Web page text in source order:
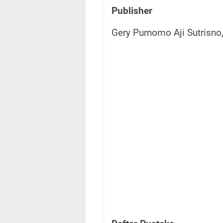
Publisher
Gery Purnomo Aji